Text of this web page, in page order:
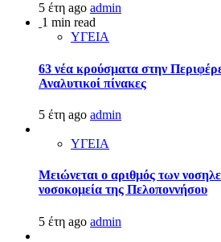
5 έτη ago admin
1 min read
ΥΓΕΙΑ
63 νέα κρούσματα στην
Αναλυτικοί πίνακες
5 έτη ago admin
ΥΓΕΙΑ
Μειώνεται ο αριθμός των
νοσοκομεία της Πελοποννήσου
5 έτη ago admin